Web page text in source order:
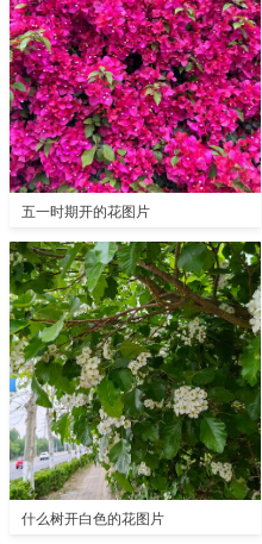
五一时期开的花图片
什么树开白色的花图片